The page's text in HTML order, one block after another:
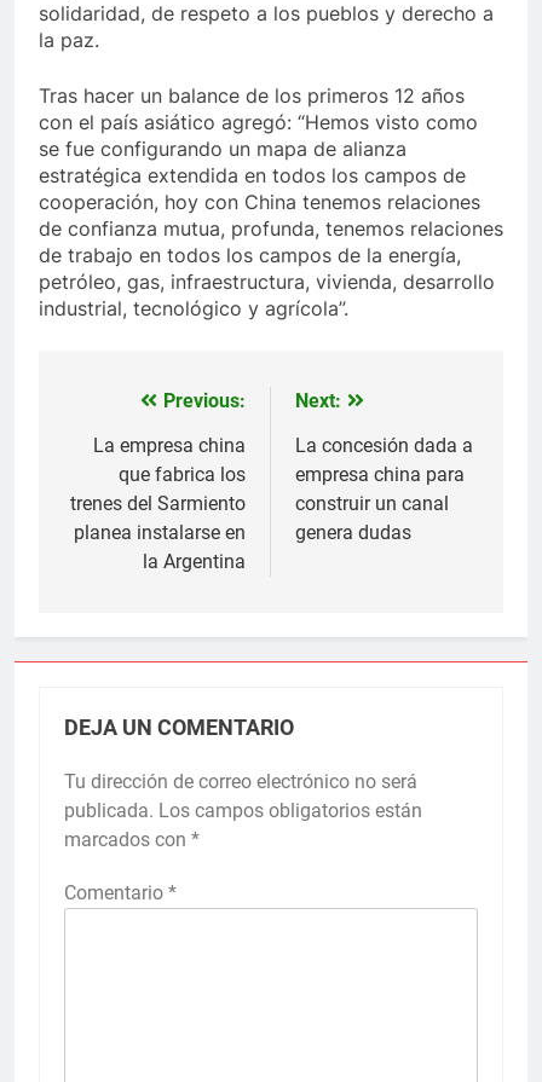
solidaridad, de respeto a los pueblos y derecho a
la paz.
Tras hacer un balance de los primeros 12 años
con el país asiático agregó: “Hemos visto como
se fue configurando un mapa de alianza
estratégica extendida en todos los campos de
cooperación, hoy con China tenemos relaciones
de confianza mutua, profunda, tenemos relaciones
de trabajo en todos los campos de la energía,
petróleo, gas, infraestructura, vivienda, desarrollo
industrial, tecnológico y agrícola”.
Navegación
entradas
Previous:
La empresa china
que fabrica los
trenes del Sarmiento
planea instalarse en
la Argentina
Next:
La concesión dada a
empresa china para
construir un canal
genera dudas
DEJA UN COMENTARIO
Tu dirección de correo electrónico no será
publicada. Los campos obligatorios están
marcados con *
Comentario *